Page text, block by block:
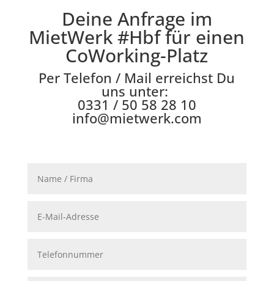
Deine Anfrage im
MietWerk #Hbf für einen
CoWorking-Platz
Per Telefon / Mail erreichst Du
uns unter:
0331 / 50 58 28 10
info@mietwerk.com